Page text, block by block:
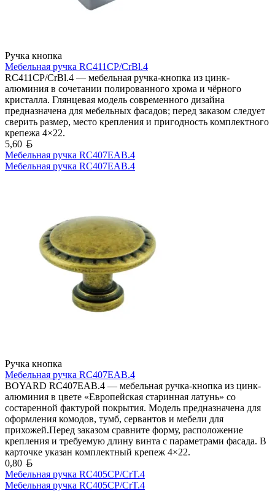
Ручка кнопка
Мебельная ручка RC411CP/CrBl.4
RC411CP/CrBl.4 — мебельная ручка-кнопка из цинк-
алюминия в сочетании полированного хрома и чёрного
кристалла. Глянцевая модель современного дизайна
предназначена для мебельных фасадов; перед заказом следует
сверить размер, место крепления и пригодность комплектного
крепежа 4×22.
5,60
Мебельная ручка RC407EAB.4
Мебельная ручка RC407EAB.4
Ручка кнопка
Мебельная ручка RC407EAB.4
BOYARD RC407EAB.4 — мебельная ручка-кнопка из цинк-
алюминия в цвете «Европейская старинная латунь» со
состаренной фактурой покрытия. Модель предназначена для
оформления комодов, тумб, сервантов и мебели для
прихожей.Перед заказом сравните форму, расположение
крепления и требуемую длину винта с параметрами фасада. В
карточке указан комплектный крепеж 4×22.
0,80
Мебельная ручка RC405CP/CrT.4
Мебельная ручка RC405CP/CrT.4